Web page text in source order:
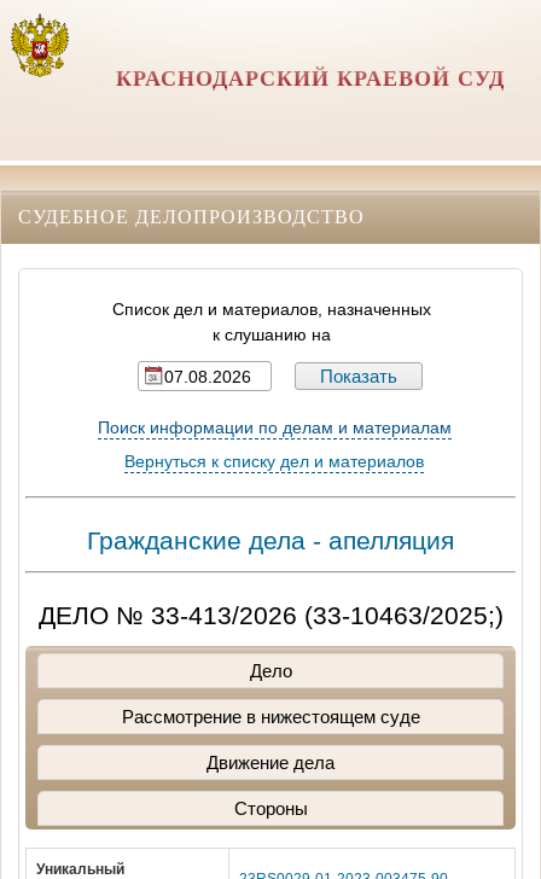
КРАСНОДАРСКИЙ КРАЕВОЙ СУД
СУДЕБНОЕ ДЕЛОПРОИЗВОДСТВО
Список дел и материалов, назначенных
к слушанию на
Поиск информации по делам и материалам
Вернуться к списку дел и материалов
Гражданские дела - апелляция
ДЕЛО № 33-413/2026 (33-10463/2025;)
Дело
Рассмотрение в нижестоящем суде
Движение дела
Стороны
Уникальный